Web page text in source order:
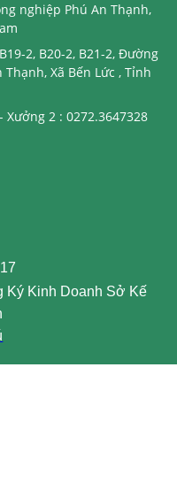
nghiệp Phú An Thạnh,
2, B20-2, B21-2, Đường
Xã Bến Lức , Tỉnh
Xưởng 2 : 0272.3647328
Ký Kinh Doanh Sở Kế